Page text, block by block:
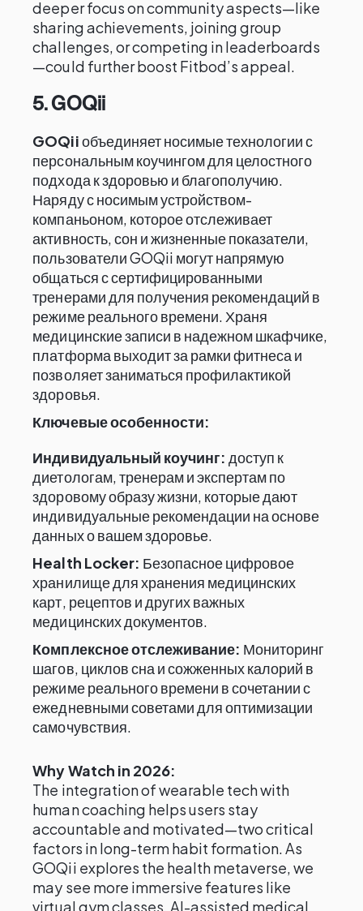
deeper focus on community aspects—like
sharing achievements, joining group
challenges, or competing in leaderboards
—could further boost Fitbod’s appeal.
5. GOQii
GOQiiобъединяет носимые технологии с
персональным коучингом для целостного
подхода к здоровью и благополучию.
Наряду с носимым устройством-
компаньоном, которое отслеживает
активность, сон и жизненные показатели,
пользователи GOQii могут напрямую
общаться с сертифицированными
тренерами для получения рекомендаций в
режиме реального времени. Храня
медицинские записи в надежном шкафчике,
платформа выходит за рамки фитнеса и
позволяет заниматься профилактикой
здоровья.
Ключевые особенности:
Индивидуальный коучинг: доступ к
диетологам, тренерам и экспертам по
здоровому образу жизни, которые дают
индивидуальные рекомендации на основе
данных о вашем здоровье.
Health Locker: Безопасное цифровое
хранилище для хранения медицинских
карт, рецептов и других важных
медицинских документов.
Комплексное отслеживание: Мониторинг
шагов, циклов сна и сожженных калорий в
режиме реального времени в сочетании с
ежедневными советами для оптимизации
самочувствия.
Why Watch in 2026:
The integration of wearable tech with
human coaching helps users stay
accountable and motivated—two critical
factors in long-term habit formation. As
GOQii explores the health metaverse, we
may see more immersive features like
virtual gym classes, AI-assisted medical